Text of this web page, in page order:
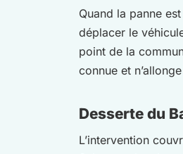
Quand la panne
déplacer le
point de la
connue et
Desserte du
L’intervention